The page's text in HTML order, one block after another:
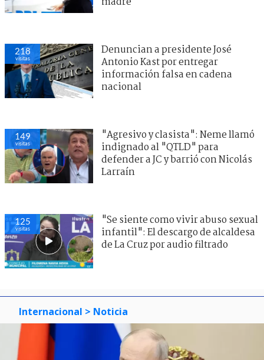
218
visitas
Denuncian a presidente José
Antonio Kast por entregar
información falsa en cadena
nacional
149
visitas
"Agresivo y clasista": Neme llamó
indignado al "QTLD" para
defender a JC y barrió con Nicolás
Larraín
125
visitas
"Se siente como vivir abuso sexual
infantil": El descargo de alcaldesa
de La Cruz por audio filtrado
Internacional > Noticia